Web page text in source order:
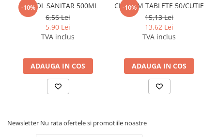
Stilouri
Creta scolara
Echere, rigle, raportoare, compase,
sabloane, truse geometrie
Compas scolar
-10%
ALCOOL SANITAR 500ML
6,56 Lei
5,90 Lei
TVA inclus
ADAUGA IN COS
-10%
CLOROM TABLETE 50/CUTIE
15,13 Lei
13,62 Lei
TVA inclus
ADAUGA IN COS
Newsletter Nu rata ofertele si promotiile noastre